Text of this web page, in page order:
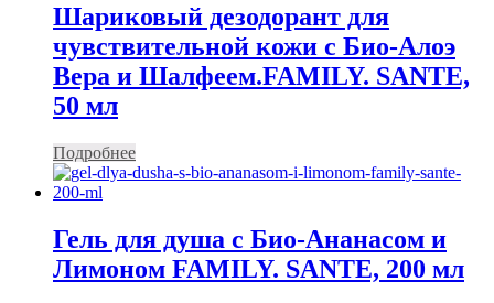
Шариковый дезодорант для
чувствительной кожи с Био-Алоэ
Вера и Шалфеем.FAMILY. SANTE,
50 мл
Подробнее
Гель для душа с Био-Ананасом и
Лимоном FAMILY. SANTE, 200 мл